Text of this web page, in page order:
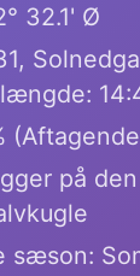
32.1' Ø
på
sæson: